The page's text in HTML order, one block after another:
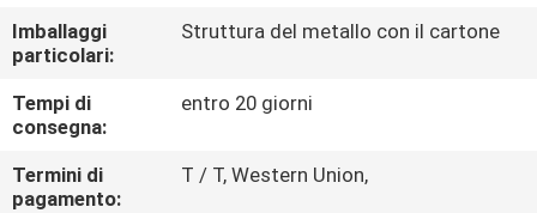
CONTATTICI
RICHIEDA
UNA
CITAZIONE
Imballaggi
particolari:
Struttura del metallo con il cartone
Tempi di
consegna:
entro 20 giorni
Termini di
pagamento:
T / T, Western Union,